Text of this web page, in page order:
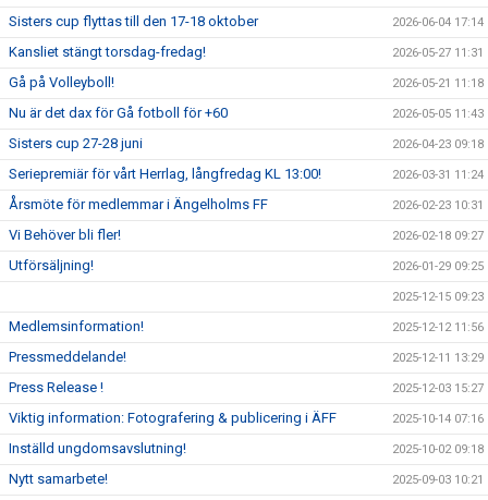
Sisters cup flyttas till den 17-18 oktober 2026-06-04 17:14
Kansliet stängt torsdag-fredag! 2026-05-27 11:31
Gå på Volleyboll! 2026-05-21 11:18
Nu är det dax för Gå fotboll för +60 2026-05-05 11:43
Sisters cup 27-28 juni 2026-04-23 09:18
Seriepremiär för vårt Herrlag, långfredag KL 13:00! 2026-03-31 11:24
Årsmöte för medlemmar i Ängelholms FF 2026-02-23 10:31
Vi Behöver bli fler! 2026-02-18 09:27
Utförsäljning! 2026-01-29 09:25
2025-12-15 09:23
Medlemsinformation! 2025-12-12 11:56
Pressmeddelande! 2025-12-11 13:29
Press Release ! 2025-12-03 15:27
Viktig information: Fotografering & publicering i ÄFF 2025-10-14 07:16
Inställd ungdomsavslutning! 2025-10-02 09:18
Nytt samarbete! 2025-09-03 10:21